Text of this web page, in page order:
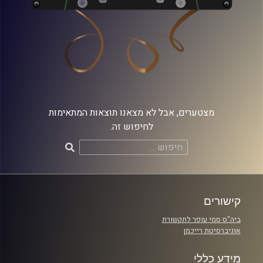
מצטערים, אבל לא מצאנו תוצאות המתאימות
לחיפוש זה.
חיפוש:
קישורים
ביה"ס סמי עופר לתקשורת
אוניברסיטת רייכמן
מידע כללי